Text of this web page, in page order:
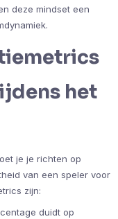
deze mindset een
het
je je richten op
van een speler voor
zijn:
duidt op